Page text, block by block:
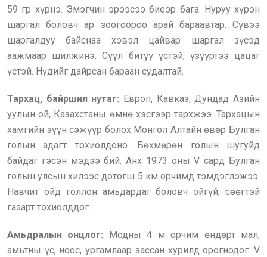
59 гр хүрнэ. Эмэгчин эрээсээ биеэр бага. Нуруу хүрэн
шаргал боловч ар зоогоороо арай бараавтар. Сүвээ
шаргалдуу байснаа хэвэл цайвар шаргал зүсэд
аажмаар шилжинэ. Сүүл битүү үстэй, үзүүртээ цацаг
үстэй. Нүдийг дайрсан бараан судалтай.
Тархац, байршил нутаг: Европ, Кавказ, Дундад Азийн
уулын ой, Казахстаны өмнө хэсгээр тархжээ. Тархацын
хамгийн зүүн сэжүүр болох Монгол Алтайн өвөр Булган
голын адагт тохиолдоно. Бөхмөрөн голын шугуйд
байдаг гэсэн мэдээ бий. Анх 1973 оны V сард Булган
голын улсын хилээс дотогш 5 км орчимд тэмдэглэжээ.
Навчит ойд голлон амьдардаг боловч ойгүй, сөөгтэй
газарт тохиолддог.
Амьдралын онцлог: Модны 4 м орчим өндөрт мал,
амьтны үс, ноос, ургамлаар зассан хурилд орогнодог. V